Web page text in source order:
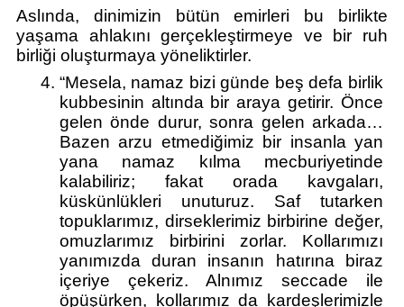
Aslında, dinimizin bütün emirleri bu birlikte
yaşama ahlakını gerçekleştirmeye ve bir ruh
birliği oluşturmaya yöneliktirler.
“Mesela, namaz bizi günde beş defa birlik
kubbesinin altında bir araya getirir. Önce
gelen önde durur, sonra gelen arkada…
Bazen arzu etmediğimiz bir insanla yan
yana namaz kılma mecburiyetinde
kalabiliriz; fakat orada kavgaları,
küskünlükleri unuturuz. Saf tutarken
topuklarımız, dirseklerimiz birbirine değer,
omuzlarımız birbirini zorlar. Kollarımızı
yanımızda duran insanın hatırına biraz
içeriye çekeriz. Alnımız seccade ile
öpüşürken, kollarımız da kardeşlerimizle